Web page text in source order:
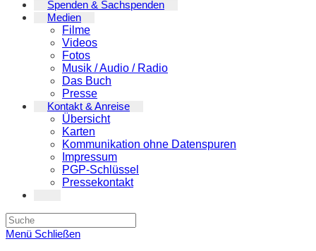
Spenden & Sachspenden
Medien
Filme
Videos
Fotos
Musik / Audio / Radio
Das Buch
Presse
Kontakt & Anreise
Übersicht
Karten
Kommunikation ohne Datenspuren
Impressum
PGP-Schlüssel
Pressekontakt
Search
this
Menü Schließen